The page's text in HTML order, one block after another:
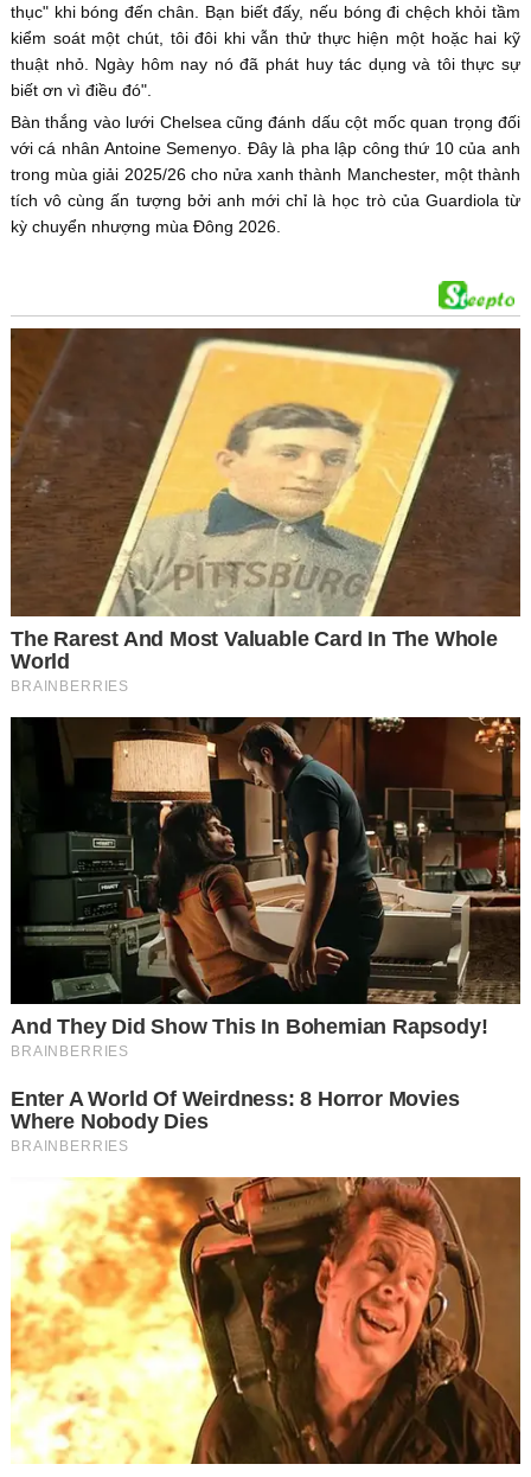
thục" khi bóng đến chân. Bạn biết đấy, nếu bóng đi chệch khỏi tầm
kiểm soát một chút, tôi đôi khi vẫn thử thực hiện một hoặc hai kỹ
thuật nhỏ. Ngày hôm nay nó đã phát huy tác dụng và tôi thực sự
biết ơn vì điều đó".
Bàn thắng vào lưới Chelsea cũng đánh dấu cột mốc quan trọng đối
với cá nhân Antoine Semenyo. Đây là pha lập công thứ 10 của anh
trong mùa giải 2025/26 cho nửa xanh thành Manchester, một thành
tích vô cùng ấn tượng bởi anh mới chỉ là học trò của Guardiola từ
kỳ chuyển nhượng mùa Đông 2026.